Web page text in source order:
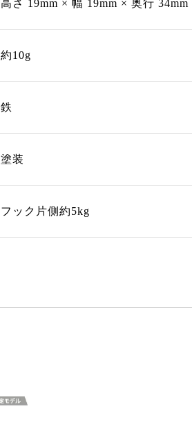
高さ 19mm × 幅 19mm × 奥行 34mm
約10g
鉄
塗装
フック片側約5kg